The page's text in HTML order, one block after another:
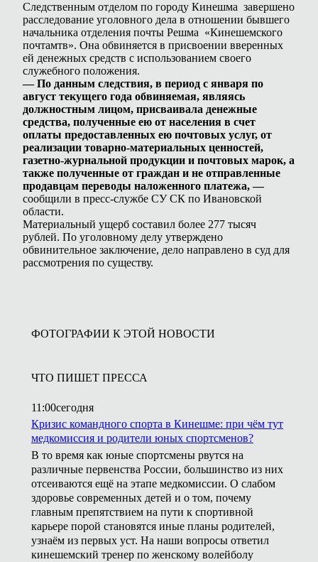
Следственным отделом по городу Кинешма завершено
расследование уголовного дела в отношении бывшего
начальника отделения почты Решма «Кинешемского
почтамтв». Она обвиняется в присвоении вверенных
ей денежных средств с использованием своего
служебного положения.
— По данным следствия, в период с января по
август текущего года обвиняемая, являясь
должностным лицом, присваивала денежные
средства, полученные ею от населения в счет
оплаты предоставленных ею почтовых услуг, от
реализации товарно-материальных ценностей,
газетно-журнальной продукции и почтовых марок, а
также полученные от граждан и не отправленные
продавцам переводы наложенного платежа, —
сообщили в пресс-службе СУ СК по Ивановской
области.
Материальный ущерб составил более 277 тысяч
рублей. По уголовному делу утверждено
обвинительное заключение, дело направлено в суд для
рассмотрения по существу.
ФОТОГРАФИИ К ЭТОЙ НОВОСТИ
ЧТО ПИШЕТ ПРЕССА
11:00сегодня
Кризис командного спорта в Кинешме: при чём тут
медкомиссия и родители юных спортсменов?
В то время как юные спортсмены рвутся на
различные первенства России, большинство из них
отсеиваются ещё на этапе медкомиссии. О слабом
здоровье современных детей и о том, почему
главным препятствием на пути к спортивной
карьере порой становятся иные планы родителей,
узнаём из первых уст. На наши вопросы ответил
кинешемский тренер по женскому волейболу